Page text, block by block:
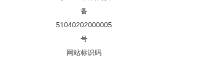
备
51040202000005
号
网站标识码